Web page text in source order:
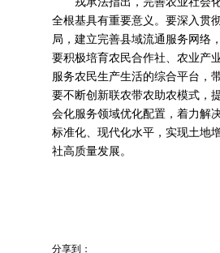
全根基具有重要意义。要深入贯
局，建立完善县域流通服务网络
要积极培育农民合作社、农业产
服务农民生产生活的综合平台，
要不断创新联农带农助农模式，
会化服务领域优化配置，着力解
标准化、现代化水平，实现土地
社高质量发展。
分享到：